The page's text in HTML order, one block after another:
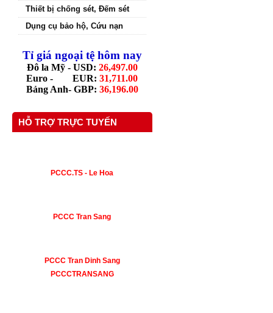
Thiết bị chống sét, Đếm sét
Dụng cụ bảo hộ, Cứu nạn
Tỉ giá ngoại tệ hôm nay
Đô la Mỹ - USD: 26,497.00
Euro - EUR: 31,711.00
Bảng Anh- GBP: 36,196.00
HỖ TRỢ TRỰC TUYẾN
PCCC.TS - Le Hoa
PCCC Tran Sang
PCCC Tran Dinh Sang
PCCCTRANSANG